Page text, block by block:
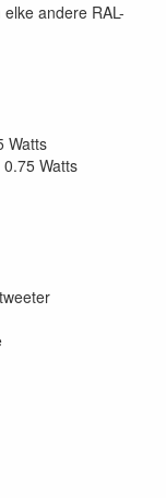
andere RAL-
Watts
Watts